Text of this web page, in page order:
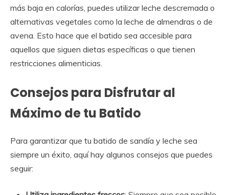
más baja en calorías, puedes utilizar leche descremada o
alternativas vegetales como la leche de almendras o de
avena. Esto hace que el batido sea accesible para
aquellos que siguen dietas específicas o que tienen
restricciones alimenticias.
Consejos para Disfrutar al
Máximo de tu Batido
Para garantizar que tu batido de sandía y leche sea
siempre un éxito, aquí hay algunos consejos que puedes
seguir: